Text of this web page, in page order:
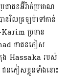
ជាជនអ៊ីរ៉ាក់ប្រមាណ
នវិលត្រឡប់ទៅកាន់
ប្រធាន
ថាជនភៀស
ង Hassaka របស់
នភៀសខ្លួនទាំងនោះ